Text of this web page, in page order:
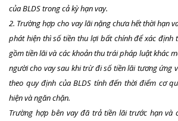
của BLDS trong cả kỳ hạn vay.
2. Trường hợp cho vay lãi nặng chưa hết thời hạn
phát hiện thì số tiền thu lợi bất chính để xác định
gồm tiền lãi và các khoản thu trái pháp luật khác
người cho vay sau khi trừ đi số tiền lãi tương ứng
theo quy định của BLDS tính đến thời điểm cơ
hiện và ngăn chặn.
Trường hợp bên vay đã trả tiền lãi trước hạn và